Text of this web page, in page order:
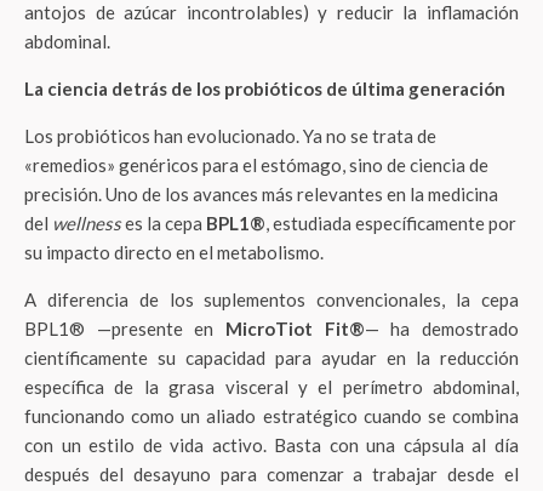
antojos de azúcar incontrolables) y reducir la inflamación
abdominal.
La ciencia detrás de los probióticos de última generación
Los probióticos han evolucionado. Ya no se trata de
«remedios» genéricos para el estómago, sino de ciencia de
precisión. Uno de los avances más relevantes en la medicina
del wellnesses la cepa BPL1®, estudiada específicamente por
su impacto directo en el metabolismo.
A diferencia de los suplementos convencionales, la cepa
BPL1® —presente en MicroTiot Fit®— ha demostrado
científicamente su capacidad para ayudar en la reducción
específica de la grasa visceral y el perímetro abdominal,
funcionando como un aliado estratégico cuando se combina
con un estilo de vida activo. Basta con una cápsula al día
después del desayuno para comenzar a trabajar desde el